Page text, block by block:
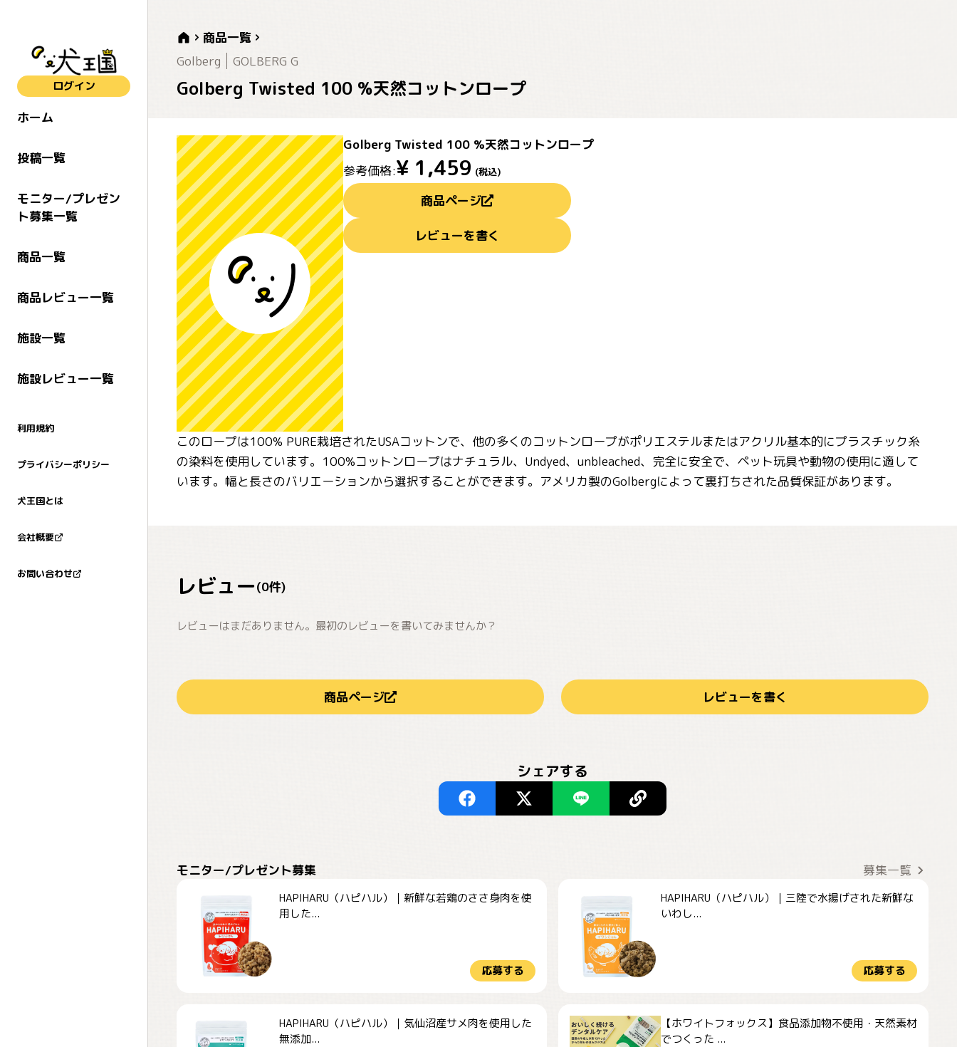
ログイン
ホーム
投稿一覧
モニター/プレゼン
ト募集一覧
商品一覧
商品レビュー一覧
施設一覧
施設レビュー一覧
利用規約
プライバシーポリシー
犬王国とは
会社概要
お問い合わせ
商品一覧
Golberg
GOLBERG G
Golberg Twisted 100 %天然コットンロープ
Golberg Twisted 100 %天然コットンロープ
参考価格:¥ 1,459 (税込)
商品ページ
レビューを書く
このロープは100% PURE栽培されたUSAコットンで、他の多くのコットンロープがポリエステルまたはアクリル基本的にプラスチック糸
の染料を使用しています。100%コットンロープはナチュラル、Undyed、unbleached、完全に安全で、ペット玩具や動物の使用に適して
います。幅と長さのバリエーションから選択することができます。アメリカ製のGolbergによって裏打ちされた品質保証があります。
レビュー(0件)
レビューはまだありません。最初のレビューを書いてみませんか？
商品ページ レビューを書く
シェアする
モニター/プレゼント募集 募集一覧
HAPIHARU（ハピハル）｜新鮮な若鶏のささ身肉を使
用した...
応募する
HAPIHARU（ハピハル）｜三陸で水揚げされた新鮮な
いわし...
応募する
HAPIHARU（ハピハル）｜気仙沼産サメ肉を使用した
無添加...
【ホワイトフォックス】食品添加物不使用・天然素材
でつくった ...